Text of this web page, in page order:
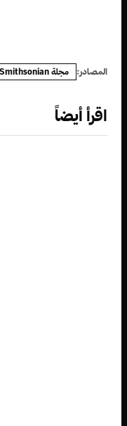
المصادر: مجلة Smithsonian
اقرأ أيضاً